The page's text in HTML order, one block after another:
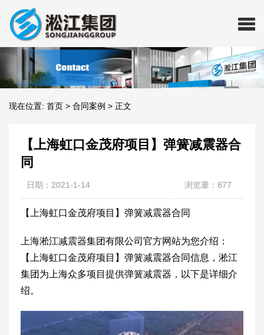
现在位置: 首页 > 合同案例 > 正文
【上海虹口金茂府项目】弹簧减震器合
同
日期：2021-1-14 浏览量：877
【上海虹口金茂府项目】弹簧减震器合同
上海淞江减震器集团有限公司官方网站为您介绍：
【上海虹口金茂府项目】弹簧减震器合同信息，淞江
集团为上海众多项目提供弹簧减震器，以下是详细介
绍。